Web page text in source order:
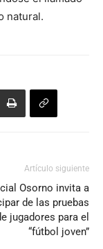
natural.
Artículo siguiente
Osorno invita a
de las pruebas
jugadores para el
“fútbol joven”